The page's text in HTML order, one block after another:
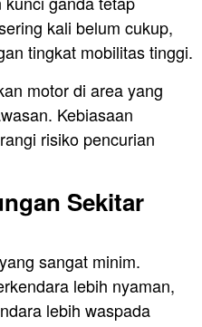
kali belum cukup,
tingkat mobilitas tinggi.
motor di area yang
Kebiasaan
risiko pencurian
Sekitar
sangat minim.
lebih nyaman,
lebih waspada